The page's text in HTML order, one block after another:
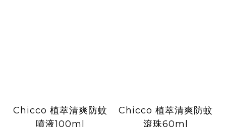
Chicco 植萃清爽防蚊
噴液100ml
Chicco 植萃清爽防蚊
滾珠60ml